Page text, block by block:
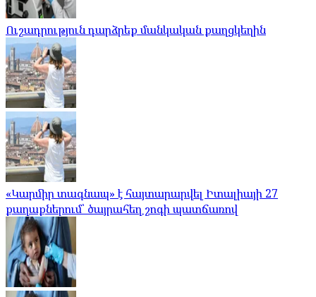
Ուշադրություն դարձրեք մանկական քաղցկեղին
«Կարմիր տագնապ» է հայտարարվել Իտալիայի 27
քաղաքներում՝ ծայրահեղ շոգի պատճառով